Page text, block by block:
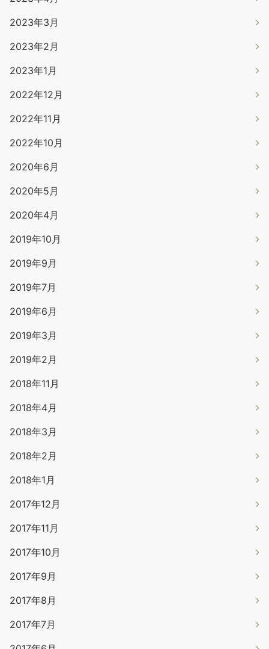
2023年3月
2023年2月
2023年1月
2022年12月
2022年11月
2022年10月
2020年6月
2020年5月
2020年4月
2019年10月
2019年9月
2019年7月
2019年6月
2019年3月
2019年2月
2018年11月
2018年4月
2018年3月
2018年2月
2018年1月
2017年12月
2017年11月
2017年10月
2017年9月
2017年8月
2017年7月